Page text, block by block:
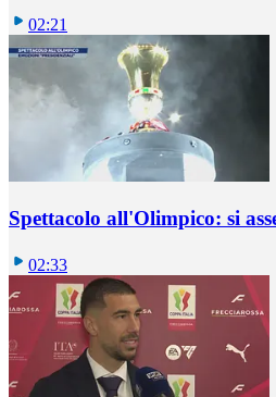
02:21
Spettacolo all'Olimpico: si
02:33